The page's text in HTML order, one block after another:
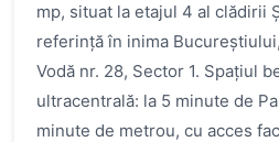
mp, situat la etajul 4 al clădirii
referință în inima
Vodă nr. 28, Sector 1. Spațiul
ultracentrală: la 5 minute de
minute de metrou, cu acces